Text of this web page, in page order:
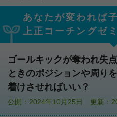
あなたが変われば
上正コーチングゼミ
ゴールキックが奪われ失
ときのポジションや周り
着けさせればいい？
公開：2024年10月25日 更新：